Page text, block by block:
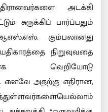
அடக்கி
சுருக்கிப் பார்ப்பதும்
கும்பலானது
நிறுவுவதை
வெறியோடு
அதற்கு எதிரான,